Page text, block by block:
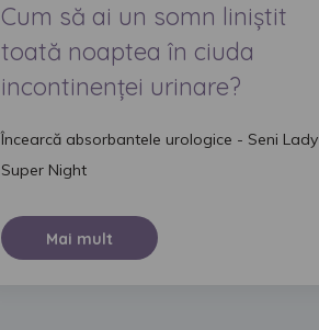
Cum să ai un somn liniștit
toată noaptea în ciuda
incontinenței urinare?
Încearcă absorbantele urologice - Seni Lady
Super Night
Mai mult